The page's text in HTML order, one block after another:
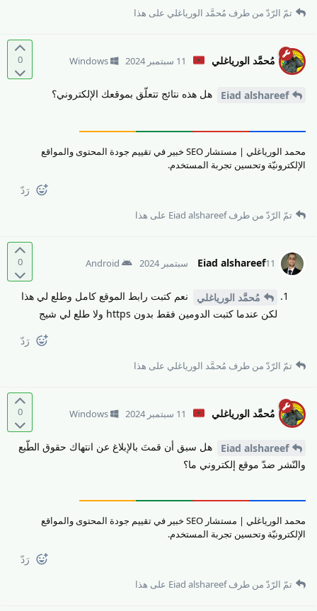
تمّ الرّدّ من طرف مُحمَّد الورياغلي على هذا
0 مُحمَّد الورياغلي 11 سبتمبر 2024 Windows
Eiad alshareef هل هذه نتائج تتعلّق بموقعك الإلكتروني؟
محمد الورياغلي | مستشار SEO خبير في تقييم جودة المحتوى والمواقع
الإلكترونيّة وتحسين تجربة المستخدم.
رَدّ
تمّ الرّدّ من طرفEiad alshareef على هذا
0 Eiad alshareef11 سبتمبر 2024 Android
مُحمَّد الورياغلي
نعم كتبت رابط الموقع كامل وطلع لي هذا
لكن عندما كتبت الدومين فقط بدون https ولا طلع لي شيج
رَدّ
تمّ الرّدّ من طرف مُحمَّد الورياغلي على هذا
0 مُحمَّد الورياغلي 11 سبتمبر 2024 Windows
Eiad alshareef
هل سبق أن قمتَ بالإبلاغ عن انتهاك حقوق الطّبع
والنّشر ضدّ موقع إلكتروني ما؟
محمد الورياغلي | مستشار SEO خبير في تقييم جودة المحتوى والمواقع
الإلكترونيّة وتحسين تجربة المستخدم.
رَدّ
تمّ الرّدّ من طرفEiad alshareef على هذا